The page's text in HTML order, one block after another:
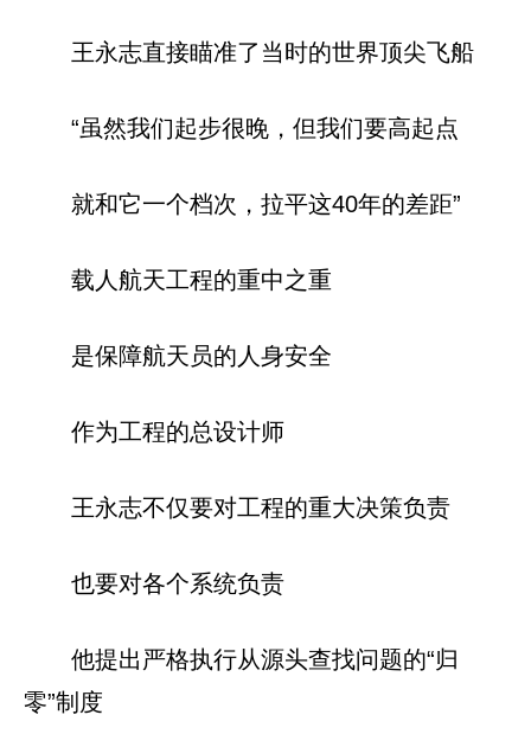
王永志直接瞄准了当时的世界顶尖飞船
“虽然我们起步很晚，但我们要高起点
就和它一个档次，拉平这40年的差距”
载人航天工程的重中之重
是保障航天员的人身安全
作为工程的总设计师
王永志不仅要对工程的重大决策负责
也要对各个系统负责
他提出严格执行从源头查找问题的“归
零”制度